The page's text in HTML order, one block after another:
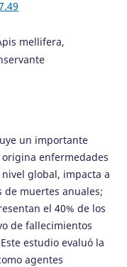
mellifera,
un importante
enfermedades
global, impacta a
de muertes anuales;
el 40% de los
de fallecimientos
estudio evaluó la
agentes